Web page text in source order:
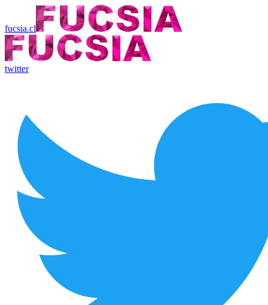
fucsia.cl
twitter